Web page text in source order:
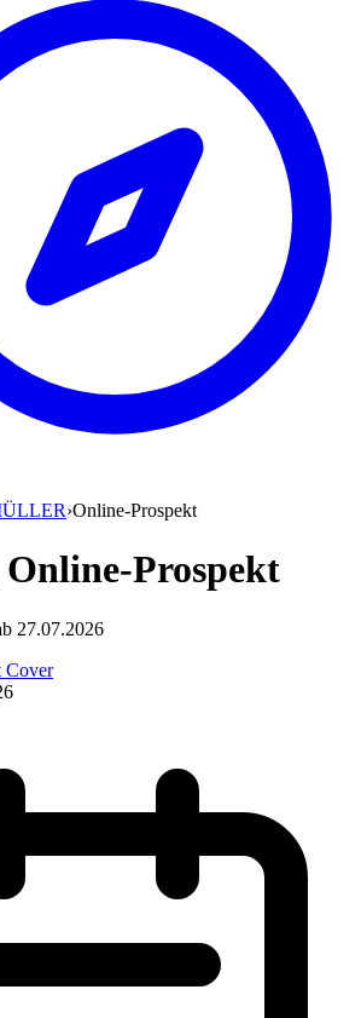
›Online-Prospekt
Prospekt
27.07.2026